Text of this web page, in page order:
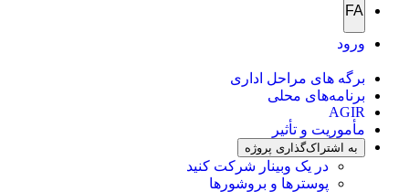
FA
ورود
برگه های مراحل اداری
برنامه‌های محلی
AGIR
مأموریت و تأثیر
به اشتراک‌گذاری پروژه
در یک وبینار شرکت کنید
پوسترها و بروشورها